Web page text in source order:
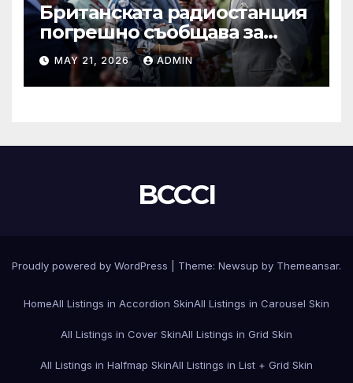
Британската радиостанция
погрешно съобщава за
смъртта на крал Чарлз
MAY 21, 2026 ADMIN
BCCCI
Proudly powered by WordPress Theme: Newsup by Themeansar.
HomeAll Listings in Accordion SkinAll Listings in Carousel Skin
All Listings in Cover SkinAll Listings in Grid Skin
All Listings in Halfmap SkinAll Listings in List + Grid Skin